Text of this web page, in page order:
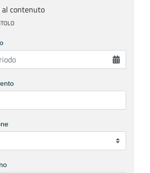
al contenuto